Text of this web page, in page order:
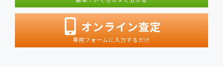
オンライン査定
専用フォームに入力するだけ